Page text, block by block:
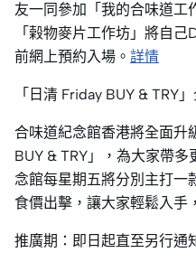
友一同參加「我的合味道工
「榖物麥片工作坊」將自
前網上預約入場。 詳情
「日清 Friday BUY & TRY
合味道紀念館香港將全面升
BUY & TRY」，為大家帶
念館每星期五將分別主打一
食價出擊，讓大家輕鬆入手
推廣期：即日起直至另行通